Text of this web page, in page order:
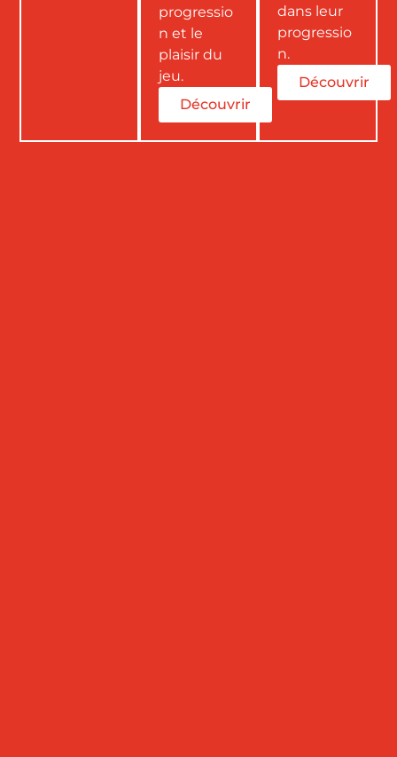
progressio
n et le
plaisir du
jeu.
Découvrir
dans leur
progressio
n.
Découvrir